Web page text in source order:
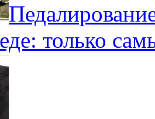
только